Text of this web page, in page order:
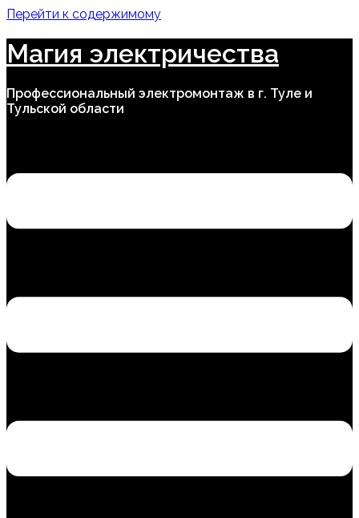
Перейти к содержимому
Магия электричества
Профессиональный электромонтаж в г. Туле и
Тульской области